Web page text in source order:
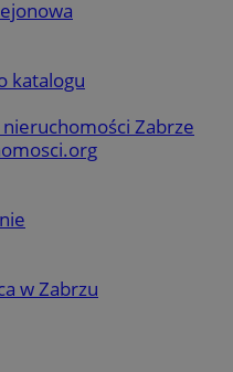
katalogu
nieruchomości Zabrze
w Zabrzu